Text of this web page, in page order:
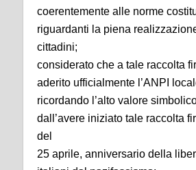
coerentemente alle norme
riguardanti la piena
cittadini;
considerato che a tale raccolta
aderito ufficialmente l’ANPI
ricordando l’alto valore
dall’avere iniziato tale raccolta
del
25 aprile, anniversario della